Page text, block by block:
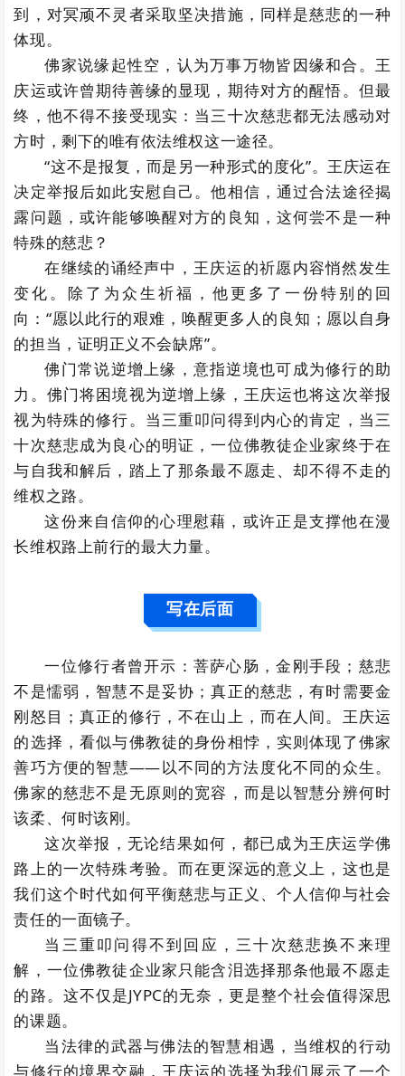
到，对冥顽不灵者采取坚决措施，同样是慈悲的一种
体现。
佛家说缘起性空，认为万事万物皆因缘和合。王
庆运或许曾期待善缘的显现，期待对方的醒悟。但最
终，他不得不接受现实：当三十次慈悲都无法感动对
方时，剩下的唯有依法维权这一途径。
“这不是报复，而是另一种形式的度化”。王庆运在
决定举报后如此安慰自己。他相信，通过合法途径揭
露问题，或许能够唤醒对方的良知，这何尝不是一种
特殊的慈悲？
在继续的诵经声中，王庆运的祈愿内容悄然发生
变化。除了为众生祈福，他更多了一份特别的回
向：“愿以此行的艰难，唤醒更多人的良知；愿以自身
的担当，证明正义不会缺席”。
佛门常说逆增上缘，意指逆境也可成为修行的助
力。佛门将困境视为逆增上缘，王庆运也将这次举报
视为特殊的修行。当三重叩问得到内心的肯定，当三
十次慈悲成为良心的明证，一位佛教徒企业家终于在
与自我和解后，踏上了那条最不愿走、却不得不走的
维权之路。
这份来自信仰的心理慰藉，或许正是支撑他在漫
长维权路上前行的最大力量。
写在后面
一位修行者曾开示：菩萨心肠，金刚手段；慈悲
不是懦弱，智慧不是妥协；真正的慈悲，有时需要金
刚怒目；真正的修行，不在山上，而在人间。王庆运
的选择，看似与佛教徒的身份相悖，实则体现了佛家
善巧方便的智慧——以不同的方法度化不同的众生。
佛家的慈悲不是无原则的宽容，而是以智慧分辨何时
该柔、何时该刚。
这次举报，无论结果如何，都已成为王庆运学佛
路上的一次特殊考验。而在更深远的意义上，这也是
我们这个时代如何平衡慈悲与正义、个人信仰与社会
责任的一面镜子。
当三重叩问得不到回应，三十次慈悲换不来理
解，一位佛教徒企业家只能含泪选择那条他最不愿走
的路。这不仅是JYPC的无奈，更是整个社会值得深思
的课题。
当法律的武器与佛法的智慧相遇，当维权的行动
与修行的境界交融，王庆运的选择为我们展示了一个